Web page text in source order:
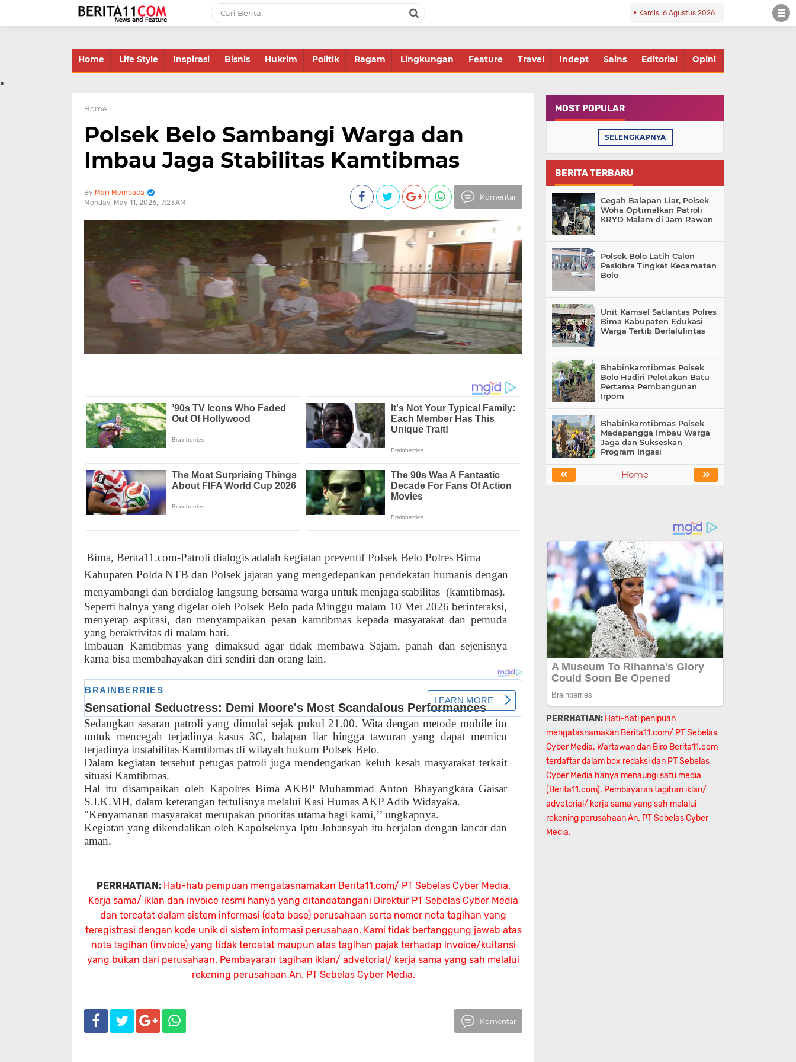
Kamis, 6 Agustus 2026
Home Life Style Inspirasi Bisnis Hukrim Politik Ragam Lingkungan Feature Travel Indept Sains Editorial Opini
.
Home
Polsek Belo Sambangi Warga dan
Imbau Jaga Stabilitas Kamtibmas
Mari Membaca
Monday, May 11, 2026 7:23 AM
Komentar
Bima, Berita11.com-Patroli dialogis adalah kegiatan preventif Polsek Belo Polres Bima
Kabupaten Polda NTB dan Polsek jajaran yang mengedepankan pendekatan humanis dengan
menyambangi dan berdialog langsung bersama warga untuk menjaga stabilitas (kamtibmas).
Seperti halnya yang digelar oleh Polsek Belo pada Minggu malam 10 Mei 2026 berinteraksi,
menyerap aspirasi, dan menyampaikan pesan kamtibmas kepada masyarakat dan pemuda
yang beraktivitas di malam hari.
Imbauan Kamtibmas yang dimaksud agar tidak membawa Sajam, panah dan sejenisnya
karna bisa membahayakan diri sendiri dan orang lain.
Sedangkan sasaran patroli yang dimulai sejak pukul 21.00. Wita dengan metode mobile itu
untuk mencegah terjadinya kasus 3C, balapan liar hingga tawuran yang dapat memicu
terjadinya instabilitas Kamtibmas di wilayah hukum Polsek Belo.
Dalam kegiatan tersebut petugas patroli juga mendengarkan keluh kesah masyarakat terkait
situasi Kamtibmas.
Hal itu disampaikan oleh Kapolres Bima AKBP Muhammad Anton Bhayangkara Gaisar
S.I.K.MH, dalam keterangan tertulisnya melalui Kasi Humas AKP Adib Widayaka.
"Kenyamanan masyarakat merupakan prioritas utama bagi kami,’’ ungkapnya.
Kegiatan yang dikendalikan oleh Kapolseknya Iptu Johansyah itu berjalan dengan lancar dan
aman.
PERRHATIAN: Hati-hati penipuan mengatasnamakan Berita11.com/ PT Sebelas Cyber Media.
Kerja sama/ iklan dan invoice resmi hanya yang ditandatangani Direktur PT Sebelas Cyber Media
dan tercatat dalam sistem informasi (data base) perusahaan serta nomor nota tagihan yang
teregistrasi dengan kode unik di sistem informasi perusahaan. Kami tidak bertanggung jawab atas
nota tagihan (invoice) yang tidak tercatat maupun atas tagihan pajak terhadap invoice/kuitansi
yang bukan dari perusahaan. Pembayaran tagihan iklan/ advetorial/ kerja sama yang sah melalui
rekening perusahaan An. PT Sebelas Cyber Media.
Komentar
MOST POPULAR
SELENGKAPNYA
BERITA TERBARU
Cegah Balapan Liar, Polsek
Woha Optimalkan Patroli
KRYD Malam di Jam Rawan
Polsek Bolo Latih Calon
Paskibra Tingkat Kecamatan
Bolo
Unit Kamsel Satlantas Polres
Bima Kabupaten Edukasi
Warga Tertib Berlalulintas
Bhabinkamtibmas Polsek
Bolo Hadiri Peletakan Batu
Pertama Pembangunan
Irpom
Bhabinkamtibmas Polsek
Madapangga Imbau Warga
Jaga dan Sukseskan
Program Irigasi
« »
Home
PERRHATIAN: Hati-hati penipuan
mengatasnamakan Berita11.com/ PT Sebelas
Cyber Media. Wartawan dan Biro Berita11.com
terdaftar dalam box redaksi dan PT Sebelas
Cyber Media hanya menaungi satu media
(Berita11.com). Pembayaran tagihan iklan/
advetorial/ kerja sama yang sah melalui
rekening perusahaan An. PT Sebelas Cyber
Media.